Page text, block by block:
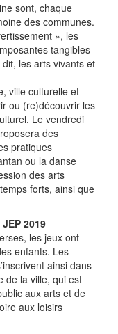
sont, chaque
des communes.
», les
tangibles
les arts vivants et
ville culturelle et
ou (re)découvrir les
Le vendredi
des
pratiques
ou la danse
des arts
forts, ainsi que
2019
les jeux ont
enfants. Les
ainsi dans
de la ville, qui est
aux arts et de
aux loisirs